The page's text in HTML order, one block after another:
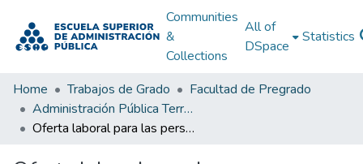
Communities
&
Collections
All of
DSpace
Statistics
Home Trabajos de Grado
Facultad de Pregrado
Administración Pública Territorial (APT)
Oferta laboral para las personas con discapacidad Ciudad de Ibagué